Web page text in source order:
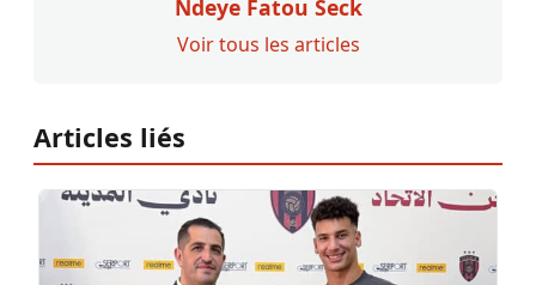
Ndeye Fatou Seck
Voir tous les articles
Articles liés